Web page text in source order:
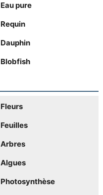
Eau pure
Requin
Dauphin
Blobfish
Fleurs
Feuilles
Arbres
Algues
Photosynthèse